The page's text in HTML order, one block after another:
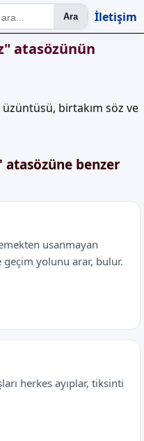
Ara İletişim
atasözünün
üzüntüsü, birtakım söz ve
atasözüne benzer
usanmayan
geçim yolunu arar, bulur.
herkes ayıplar, tiksinti